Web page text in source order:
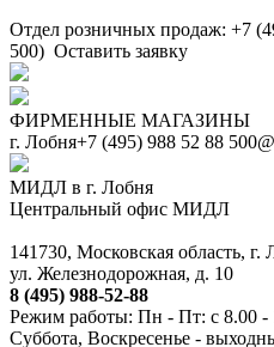
Отдел розничных продаж: +7
500) Оставить заявку
ФИРМЕННЫЕ МАГАЗИНЫ
г. Лобня+7 (495) 988 52 88
МИДЛ в г. Лобня
Центральный офис МИДЛ
141730, Московская область, г.
ул. Железнодорожная, д. 10
8 (495) 988-52-88
Режим работы: Пн - Пт: с 8.00 -
Суббота, Воскресенье -